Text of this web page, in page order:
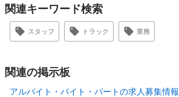
関連キーワード検索
スタッフ トラック 業務
関連の掲示板
アルバイト・バイト・パートの求人募集情報